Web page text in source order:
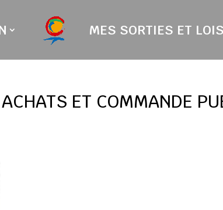
MES SORTIES ET
ET COMMANDE